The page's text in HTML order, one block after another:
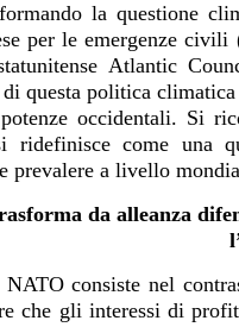
la questione
per le emergenze
Atlantic
questa politica
occidentali. Si
ridefinisce come una
prevalere a livello
da alleanza
consiste nel
che gli interessi di